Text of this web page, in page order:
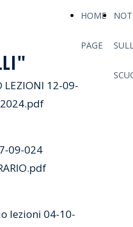
HOME
PAGE
LEZIONI 12-09-
2024.pdf
09-024
lezioni 04-10-